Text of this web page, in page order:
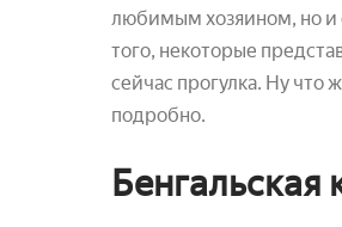
любимым хозяином, но и
того, некоторые
сейчас прогулка. Ну
подробно.
Бенгальская